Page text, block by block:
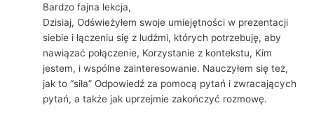
Bardzo fajna lekcja,
Dzisiaj, Odświeżyłem swoje umiejętności w prezentacji
siebie i łączeniu się z ludźmi, których potrzebuję, aby
nawiązać połączenie, Korzystanie z kontekstu, Kim
jestem, i wspólne zainteresowanie. Nauczyłem się też,
jak to “siła” Odpowiedź za pomocą pytań i zwracających
pytań, a także jak uprzejmie zakończyć rozmowę.